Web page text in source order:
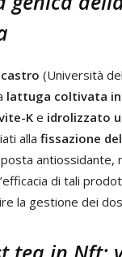
(Università
lattuga coltivata in
K e idrolizzato
alla fissazione
antiossidante,
di tali
la gestione dei